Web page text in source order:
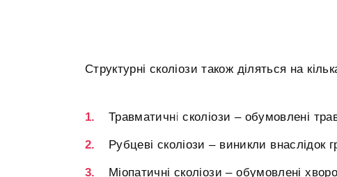
Структурні сколіози також діляться на
Травматичні сколіози – обумовлені
Рубцеві сколіози – виникли
Міопатичні сколіози – обумовлені